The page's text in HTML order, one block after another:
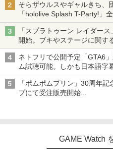
そらザウルスやギャルきち、
「hololive Splash T-Party!」
ライン販売開始
「スプラトゥーン レイダー
開始。ブキやステージに関す
ネトフリで公開予定「GTA6
ム試聴可能。しかも日本語字
Netflixから公式回答あり
「ポムポムプリン」30周年
プにて受注販売開始
GAME Watch